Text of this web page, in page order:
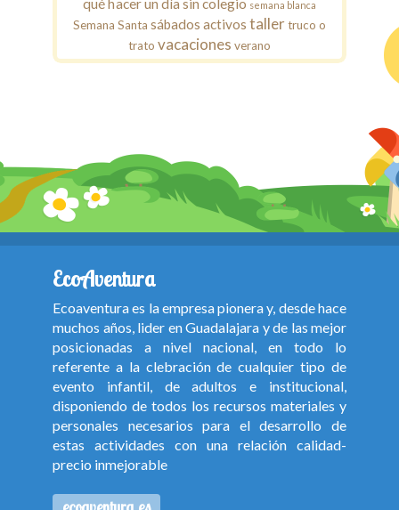
qué hacer un día sin colegio semana blanca
Semana Santa sábados activos tallertruco o
trato vacaciones verano
EcoAventura
Ecoaventura es la empresa pionera y, desde hace
muchos años, lider en Guadalajara y de las mejor
posicionadas a nivel nacional, en todo lo
referente a la clebración de cualquier tipo de
evento infantil, de adultos e institucional,
disponiendo de todos los recursos materiales y
personales necesarios para el desarrollo de
estas actividades con una relación calidad-
precio inmejorable